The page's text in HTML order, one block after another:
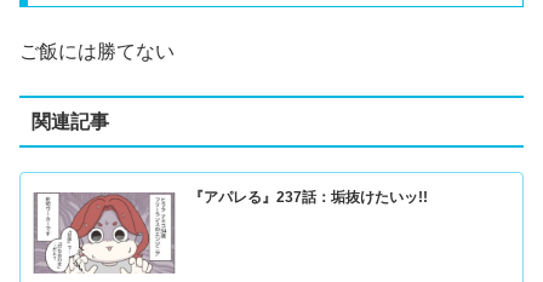
ご飯には勝てない
関連記事
『アパレる』237話：垢抜けたいッ!!